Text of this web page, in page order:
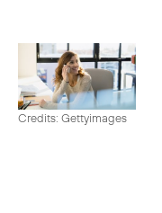
Credits: Gettyimages